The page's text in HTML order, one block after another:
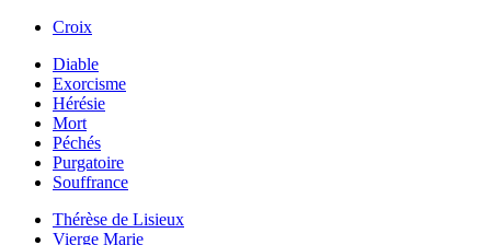
Croix
Diable
Exorcisme
Hérésie
Mort
Péchés
Purgatoire
Souffrance
Thérèse de Lisieux
Vierge Marie